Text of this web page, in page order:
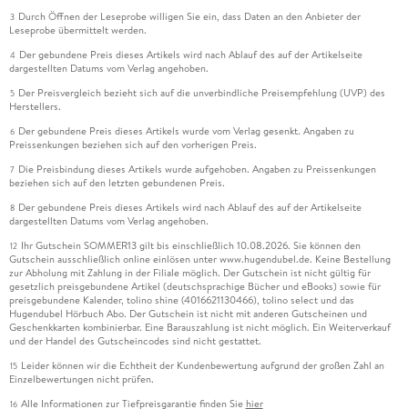
3 Durch Öffnen der Leseprobe willigen Sie ein, dass Daten an den Anbieter der
Leseprobe übermittelt werden.
4 Der gebundene Preis dieses Artikels wird nach Ablauf des auf der Artikelseite
dargestellten Datums vom Verlag angehoben.
5 Der Preisvergleich bezieht sich auf die unverbindliche Preisempfehlung (UVP) des
Herstellers.
6 Der gebundene Preis dieses Artikels wurde vom Verlag gesenkt. Angaben zu
Preissenkungen beziehen sich auf den vorherigen Preis.
7 Die Preisbindung dieses Artikels wurde aufgehoben. Angaben zu Preissenkungen
beziehen sich auf den letzten gebundenen Preis.
8 Der gebundene Preis dieses Artikels wird nach Ablauf des auf der Artikelseite
dargestellten Datums vom Verlag angehoben.
12 Ihr Gutschein SOMMER13 gilt bis einschließlich 10.08.2026. Sie können den
Gutschein ausschließlich online einlösen unter www.hugendubel.de. Keine Bestellung
zur Abholung mit Zahlung in der Filiale möglich. Der Gutschein ist nicht gültig für
gesetzlich preisgebundene Artikel (deutschsprachige Bücher und eBooks) sowie für
preisgebundene Kalender, tolino shine (4016621130466), tolino select und das
Hugendubel Hörbuch Abo. Der Gutschein ist nicht mit anderen Gutscheinen und
Geschenkkarten kombinierbar. Eine Barauszahlung ist nicht möglich. Ein Weiterverkauf
und der Handel des Gutscheincodes sind nicht gestattet.
15 Leider können wir die Echtheit der Kundenbewertung aufgrund der großen Zahl an
Einzelbewertungen nicht prüfen.
16 Alle Informationen zur Tiefpreisgarantie finden Sie hier